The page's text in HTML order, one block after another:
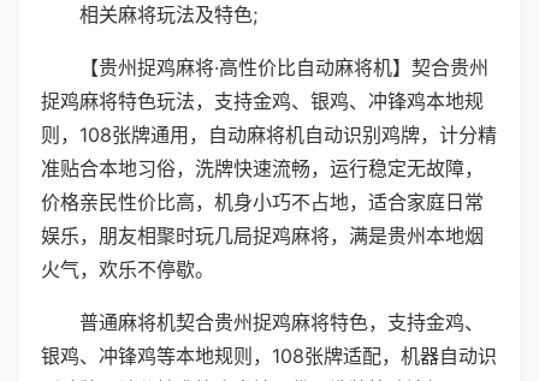
相关麻将玩法及特色;
【贵州捉鸡麻将·高性价比自动麻将机】契合贵州
捉鸡麻将特色玩法，支持金鸡、银鸡、冲锋鸡本地规
则，108张牌通用，自动麻将机自动识别鸡牌，计分精
准贴合本地习俗，洗牌快速流畅，运行稳定无故障，
价格亲民性价比高，机身小巧不占地，适合家庭日常
娱乐，朋友相聚时玩几局捉鸡麻将，满是贵州本地烟
火气，欢乐不停歇。
普通麻将机契合贵州捉鸡麻将特色，支持金鸡、
银鸡、冲锋鸡等本地规则，108张牌适配，机器自动识